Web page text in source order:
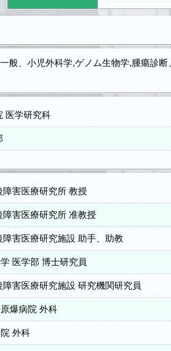
般、小児外科学,ゲノム生物学,腫瘍診
医学研究科
障害医療研究所 教授
障害医療研究所 准教授
害医療研究施設 助手、助教
医学部 博士研究員
害医療研究施設 研究機関研究員
爆病院 外科
外科